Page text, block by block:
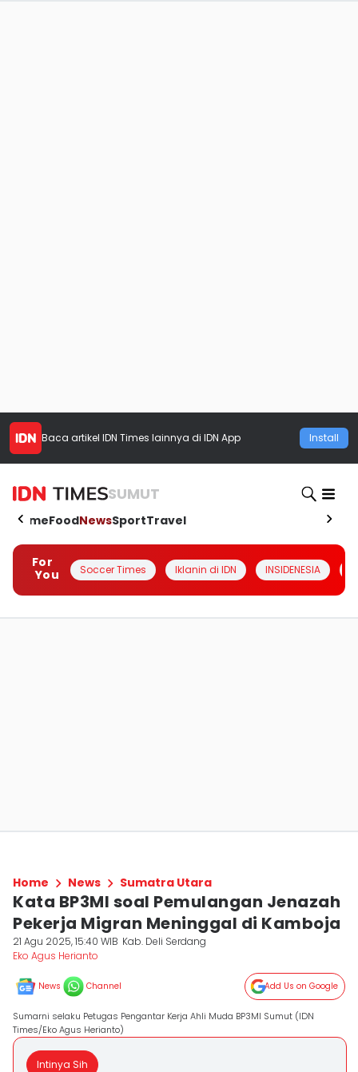
Baca artikel IDN Times lainnya di IDN App Install
SUMUT
HomeFoodNewsSportTravel
For
You
Soccer Times Iklanin di IDN INSIDENESIA
Home News Sumatra Utara
Kata BP3MI soal Pemulangan Jenazah
Pekerja Migran Meninggal di Kamboja
21 Agu 2025, 15:40 WIB Kab. Deli Serdang
Eko Agus Herianto
News Channel Add Us on Google
Sumarni selaku Petugas Pengantar Kerja Ahli Muda BP3MI Sumut (IDN
Times/Eko Agus Herianto)
Intinya Sih